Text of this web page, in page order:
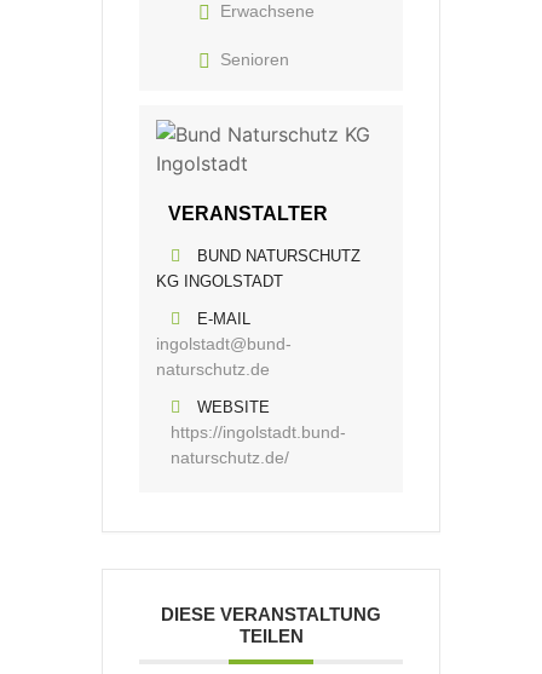
Erwachsene
Senioren
VERANSTALTER
BUND NATURSCHUTZ
KG INGOLSTADT
E-MAIL
ingolstadt@bund-
naturschutz.de
WEBSITE
https://ingolstadt.bund-
naturschutz.de/
DIESE VERANSTALTUNG
TEILEN